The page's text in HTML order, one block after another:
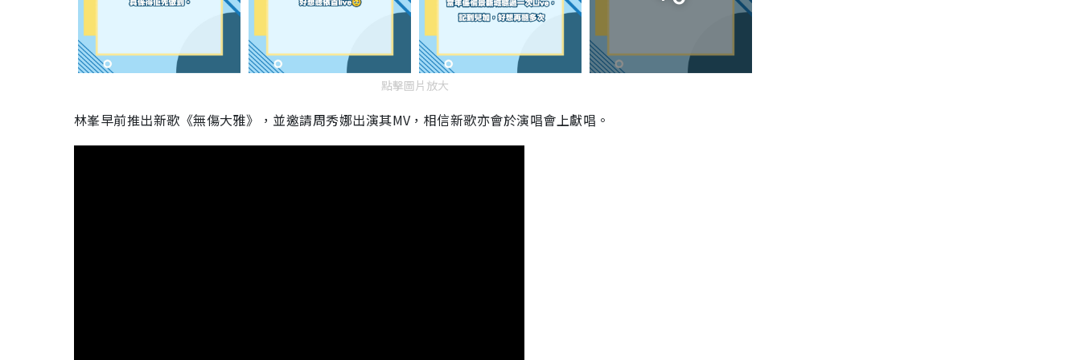
點擊圖片放大
林峯早前推出新歌《無傷大雅》，並邀請周秀娜出演其MV，相信新歌亦會於演唱會上獻唱。